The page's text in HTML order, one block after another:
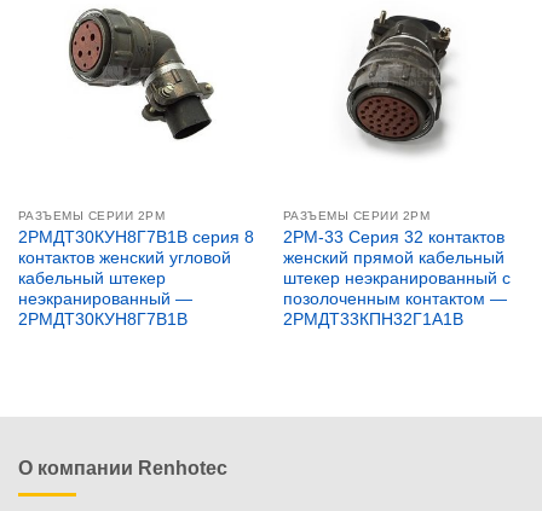
РАЗЪЕМЫ СЕРИИ 2PM
2РМДТ30КУН8Г7В1В серия 8
контактов женский угловой
кабельный штекер
неэкранированный —
2РМДТ30КУН8Г7В1В
РАЗЪЕМЫ СЕРИИ 2PM
2PM-33 Серия 32 контактов
женский прямой кабельный
штекер неэкранированный с
позолоченным контактом —
2РМДТ33КПН32Г1А1В
О компании Renhotec